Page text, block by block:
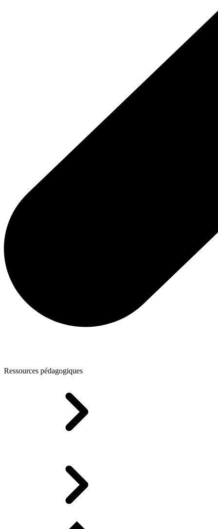
Ressources pédagogiques